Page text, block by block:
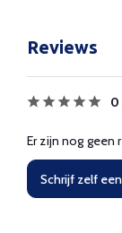
Reviews
0
Er zijn nog geen
Schrijf zelf